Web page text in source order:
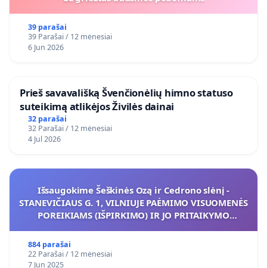
39 parašai
39 Parašai / 12 mėnesiai
6 Jun 2026
​Prieš savavališką Švenčionėlių himno statuso
suteikimą atlikėjos Živilės dainai
32 parašai
32 Parašai / 12 mėnesiai
4 Jul 2026
Išsaugokime Šeškinės Ozą ir Cedrono slėnį -
STANEVIČIAUS G. 1, VILNIUJE PAĖMIMO VISUOMENĖS
POREIKIAMS (IŠPIRKIMO) IR JO PRITAIKYMO
884 parašai
22 Parašai / 12 mėnesiai
7 Jun 2025